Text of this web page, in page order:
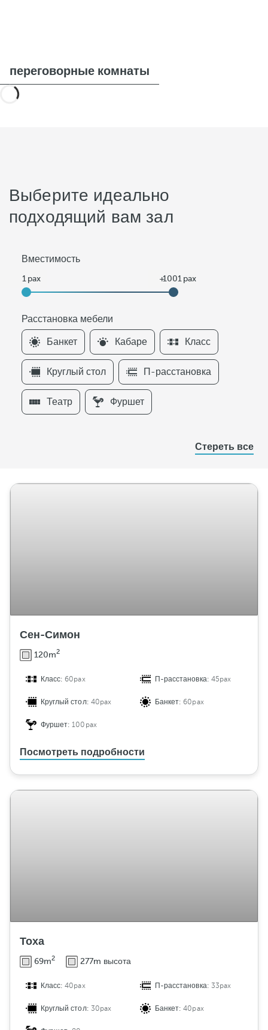
переговорные комнаты
Выберите идеально
подходящий вам зал
Вместимость
Расстановка мебели
F
i
l
t
e
r
е
л
Банкет Кабаре Класс
Круглый стол П-расстановка
Театр Фуршет
Стереть все
Сен-Симон
120m2
Класс:60pax П-расстановка: 45pax
Круглый стол: 40pax Банкет:60pax
Фуршет:100pax
Посмотреть подробности
Тоха
69m2 277m высота
Класс:40pax П-расстановка: 33pax
Круглый стол: 30pax Банкет:40pax